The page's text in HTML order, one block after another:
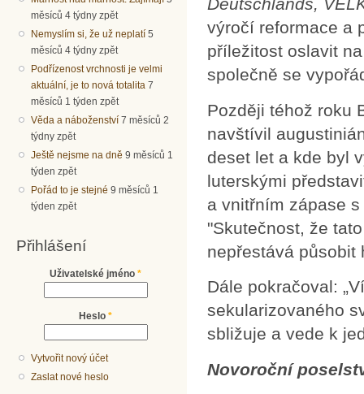
měsíců 4 týdny zpět
Nemyslím si, že už neplatí 5
měsíců 4 týdny zpět
Podřízenost vrchnosti je velmi
aktuální, je to nová totalita 7
měsíců 1 týden zpět
Věda a náboženství 7 měsíců 2
týdny zpět
Ještě nejsme na dně 9 měsíců 1
týden zpět
Pořád to je stejné 9 měsíců 1
týden zpět
Přihlášení
Uživatelské jméno *
Heslo *
Vytvořit nový účet
Zaslat nové heslo
Deutschlands,
výročí reformace a
příležitost oslavit
společně se
Později téhož roku
navštívil
deset let a kde byl
luterskými
a vnitřním zápase
"Skutečnost, že
nepřestává působit
Dále pokračoval:
sekularizovaného
sbližuje a vede k
Novoroční